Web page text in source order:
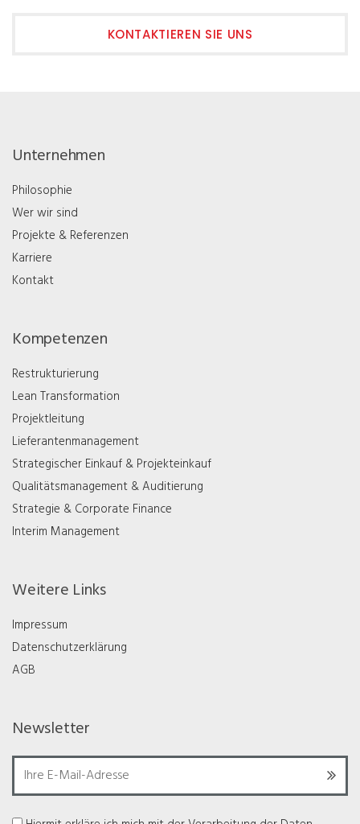
KONTAKTIEREN SIE UNS
Unternehmen
Philosophie
Wer wir sind
Projekte & Referenzen
Karriere
Kontakt
Kompetenzen
Restrukturierung
Lean Transformation
Projektleitung
Lieferantenmanagement
Strategischer Einkauf & Projekteinkauf
Qualitätsmanagement & Auditierung
Strategie & Corporate Finance
Interim Management
Weitere Links
Impressum
Datenschutzerklärung
AGB
Newsletter